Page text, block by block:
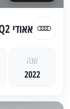
אאודי Q2
שנה
2022